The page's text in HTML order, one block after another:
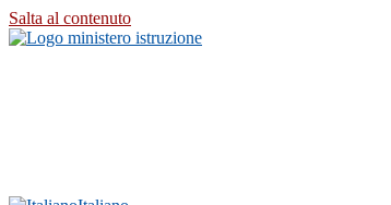
Salta al contenuto